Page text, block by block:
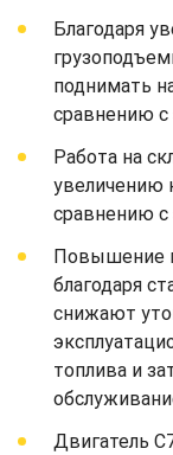
Благодаря
поднимать
сравнению с
Работа на
увеличению
сравнению с
Повышение
благодаря
снижают
топлива и
Двигатель